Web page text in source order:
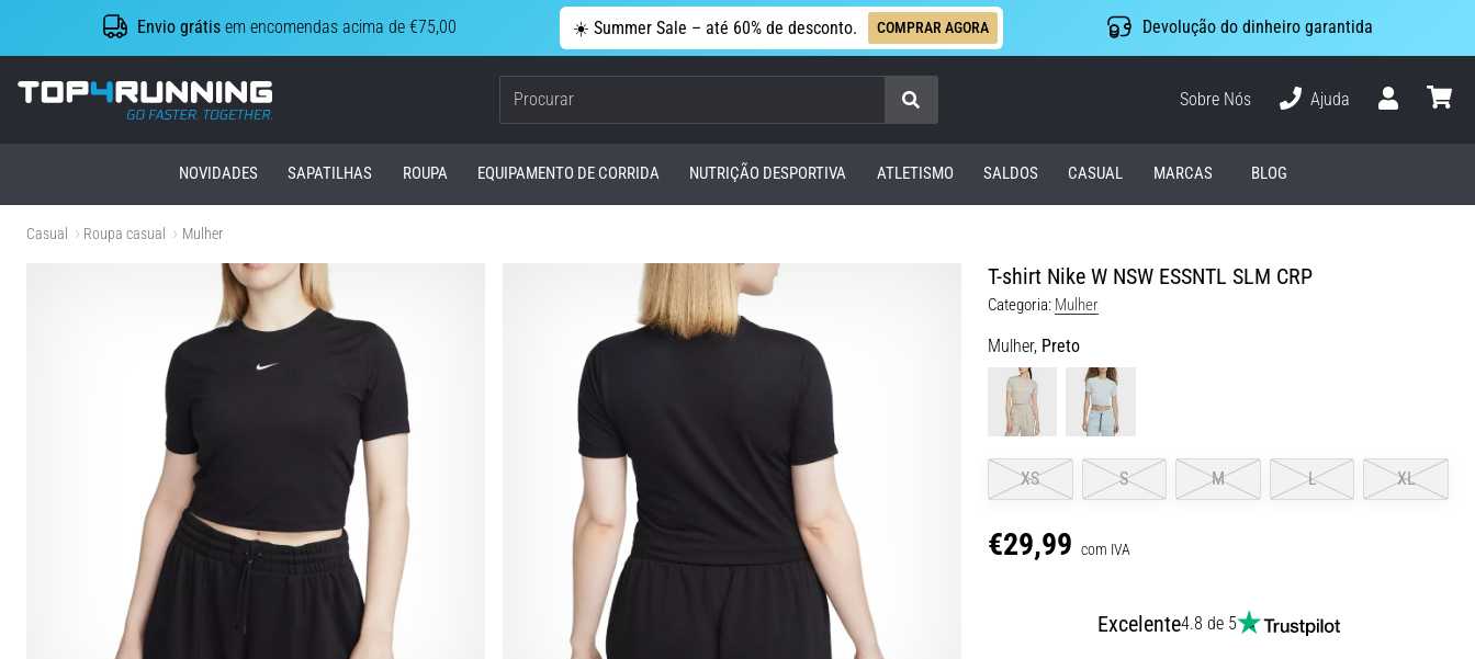
Envio grátis em encomendas acima de €75,00 ☀️ Summer Sale – até 60% de desconto. COMPRAR AGORA Devolução do dinheiro garantida
Top4Running.pt
Procurar
Sobre Nós
Ajuda
NOVIDADES SAPATILHAS ROUPA EQUIPAMENTO DE CORRIDA NUTRIÇÃO DESPORTIVA ATLETISMO SALDOS CASUAL MARCAS BLOG
Casual Roupa casual Mulher
T-shirt Nike W NSW ESSNTL SLM CRP
Categoria: Mulher
Mulher, Preto
XS S M L XL
€29,99 com IVA
Excelente4.8 de 5